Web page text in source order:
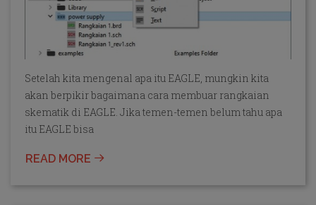
Setelah kita mengenal apa itu EAGLE, mungkin kita
akan berpikir bagaimana cara membuar rangkaian
skematik di EAGLE. Jika temen-temen belum tahu apa
itu EAGLE bisa
READ MORE